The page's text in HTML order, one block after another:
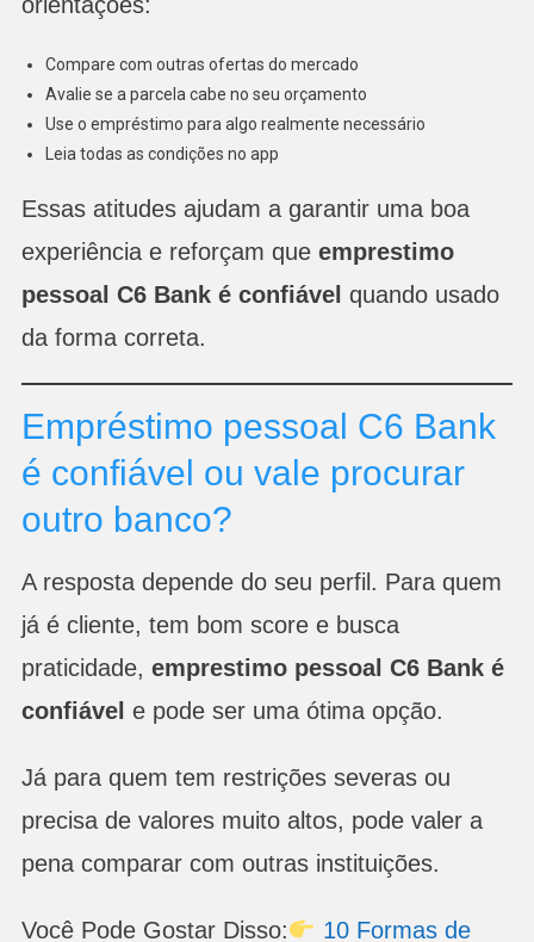
Compare com outras ofertas do mercado
Avalie se a parcela cabe no seu orçamento
Use o empréstimo para algo realmente necessário
Leia todas as condições no app
Essas atitudes ajudam a garantir uma boa
experiência e reforçam que emprestimo
pessoal C6 Bank é confiável quando usado
da forma correta.
Empréstimo pessoal C6 Bank
é confiável ou vale procurar
outro banco?
A resposta depende do seu perfil. Para quem
já é cliente, tem bom score e busca
praticidade, emprestimo pessoal C6 Bank é
confiável e pode ser uma ótima opção.
Já para quem tem restrições severas ou
precisa de valores muito altos, pode valer a
pena comparar com outras instituições.
Você Pode Gostar Disso:
10 Formas de